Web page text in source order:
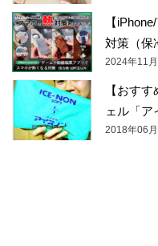
【
対策（保
2024年11
【おす
ェル「ア
2018年06